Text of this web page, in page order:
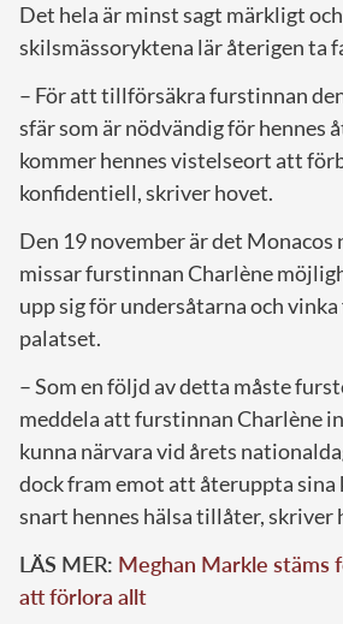
Det hela är minst sagt märkligt och
skilsmässoryktena lär återigen ta
– För att tillförsäkra furstinnan
sfär som är nödvändig för hennes
kommer hennes vistelseort att
konfidentiell, skriver hovet.
Den 19 november är det Monacos
missar furstinnan Charlène
upp sig för undersåtarna och
palatset.
– Som en följd av detta måste
meddela att furstinnan Charlène
kunna närvara vid årets
dock fram emot att återuppta sina
snart hennes hälsa tillåter, skriver
LÄS MER: Meghan Markle stäms
att förlora allt